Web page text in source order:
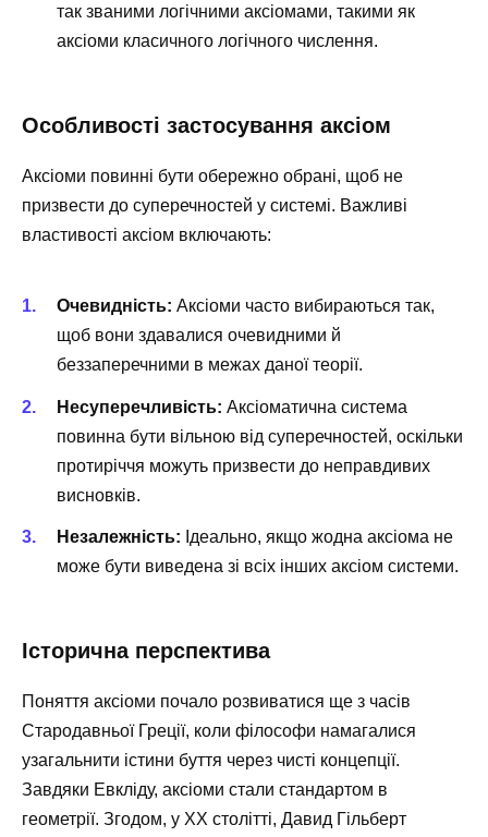
так званими логічними аксіомами, такими як
аксіоми класичного логічного числення.
Особливості застосування аксіом
Аксіоми повинні бути обережно обрані, щоб не
призвести до суперечностей у системі. Важливі
властивості аксіом включають:
Очевидність: Аксіоми часто вибираються так,
щоб вони здавалися очевидними й
беззаперечними в межах даної теорії.
Несуперечливість: Аксіоматична система
повинна бути вільною від суперечностей, оскільки
протиріччя можуть призвести до неправдивих
висновків.
Незалежність: Ідеально, якщо жодна аксіома не
може бути виведена зі всіх інших аксіом системи.
Історична перспектива
Поняття аксіоми почало розвиватися ще з часів
Стародавньої Греції, коли філософи намагалися
узагальнити істини буття через чисті концепції.
Завдяки Евкліду, аксіоми стали стандартом в
геометрії. Згодом, у XX столітті, Давид Гільберт